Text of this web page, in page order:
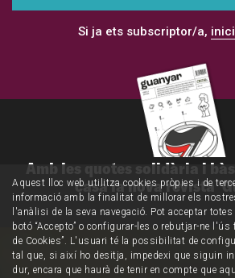
Si ja ets subscriptor/a,
Amb les quotes solidària i
casa la nova revista
Aquest lloc web utilitza cookies pròpies i de
informació amb la finalitat de millorar els
l'anàlisi de la seva navegació. Pot acceptar
botó “Accepto” o configurar-les o rebutjar-ne
de Cookies”. L'usuari té la possibilitat de
tal que, si així ho desitja, impedexi que siguin
dur, encara que haurà de tenir en compte que